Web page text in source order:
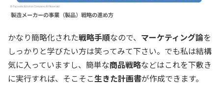
製造メーカーの事業（製品）戦略の進め方
かなり簡略化された戦略手順なので、 マーケティング論を
しっかりと学びたい方は笑ってみて下さい。でも私は結構
気に入っていますし、簡単な商品戦略などはこれを下敷き
に実行すれば、そこそこ生きた計画書が作成できます。